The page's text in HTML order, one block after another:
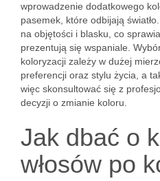
wprowadzenie dodatkowego
pasemek, które odbijają
na objętości i blasku, co
prezentują się wspaniale.
koloryzacji zależy w dużej
preferencji oraz stylu życia, a
więc skonsultować się z
decyzji o zmianie koloru.
Jak dbać o
włosów po